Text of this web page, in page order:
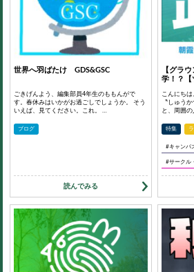
世界へ羽ばたけ GDS&GSC
ごきげんよう、編集部員4年生のももんがで
す。春休みはいかがお過ごしでしょうか。 そう
いえば、見てください。これ。 …
ブログ
読んでみる
【グラ
学！？【
こんにち
〝しゅう
と、周囲
特集
#キャンパ
#サークル